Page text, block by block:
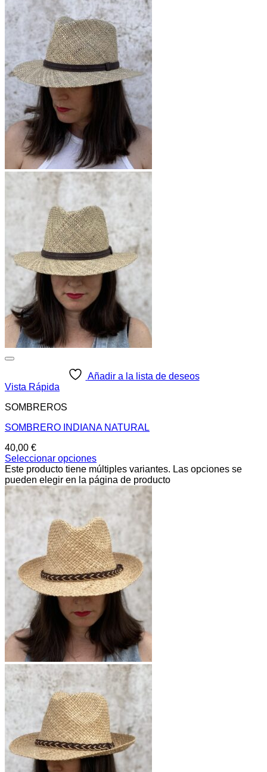
Añadir a la lista de deseos
Vista Rápida
SOMBREROS
SOMBRERO INDIANA NATURAL
40,00 €
Seleccionar opciones
Este producto tiene múltiples variantes. Las opciones se
pueden elegir en la página de producto